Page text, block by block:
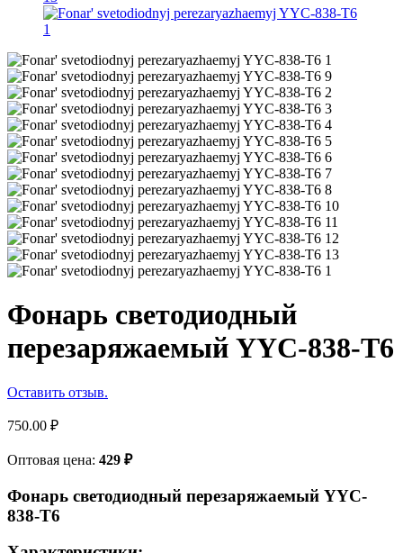
Фонарь светодиодный
перезаряжаемый YYC-838-T6
Оставить отзыв.
750.00 ₽
Оптовая цена: 429 ₽
Фонарь светодиодный перезаряжаемый YYC-
838-T6